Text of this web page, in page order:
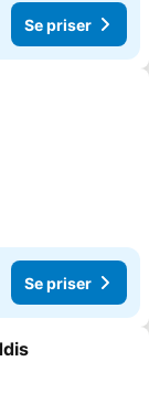
Se priser
Favoriter
Se priser
Favoriter